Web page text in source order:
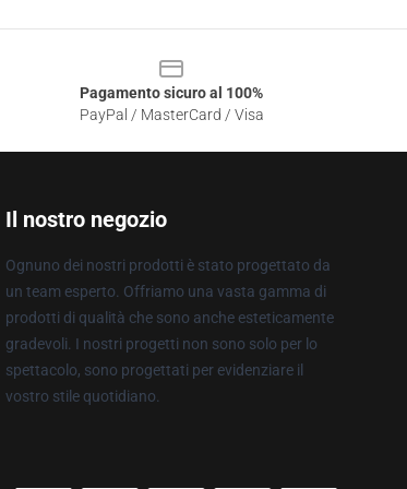
Pagamento sicuro al 100%
PayPal / MasterCard / Visa
Il nostro negozio
Ognuno dei nostri prodotti è stato progettato da
un team esperto. Offriamo una vasta gamma di
prodotti di qualità che sono anche esteticamente
gradevoli. I nostri progetti non sono solo per lo
spettacolo, sono progettati per evidenziare il
vostro stile quotidiano.